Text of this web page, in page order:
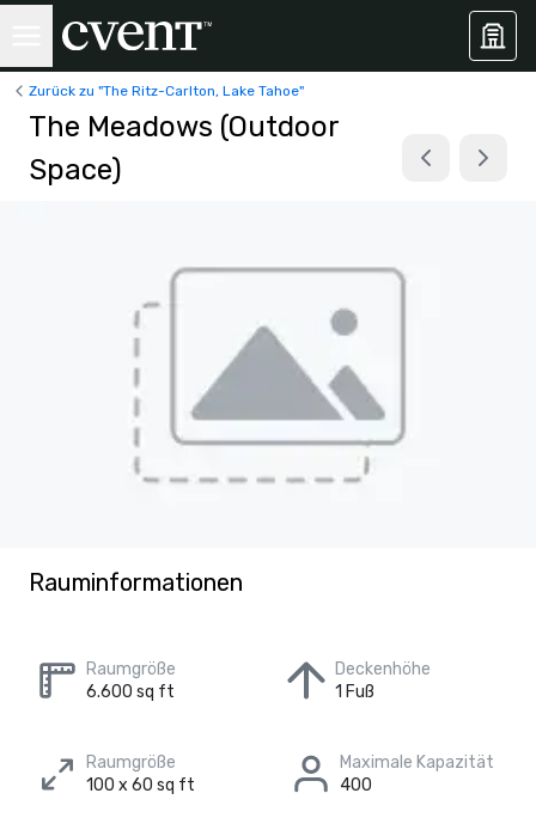
Zurück zu "The Ritz-Carlton, Lake Tahoe"
The Meadows (Outdoor
Space)
Rauminformationen
Raumgröße
6.600 sq ft
Deckenhöhe
1 Fuß
Raumgröße
100 x 60 sq ft
Maximale Kapazität
400